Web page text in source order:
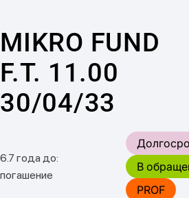
MIKRO FUND
F.T. 11.00
30/04/33
6.7 года до:
погашение
В
PROF